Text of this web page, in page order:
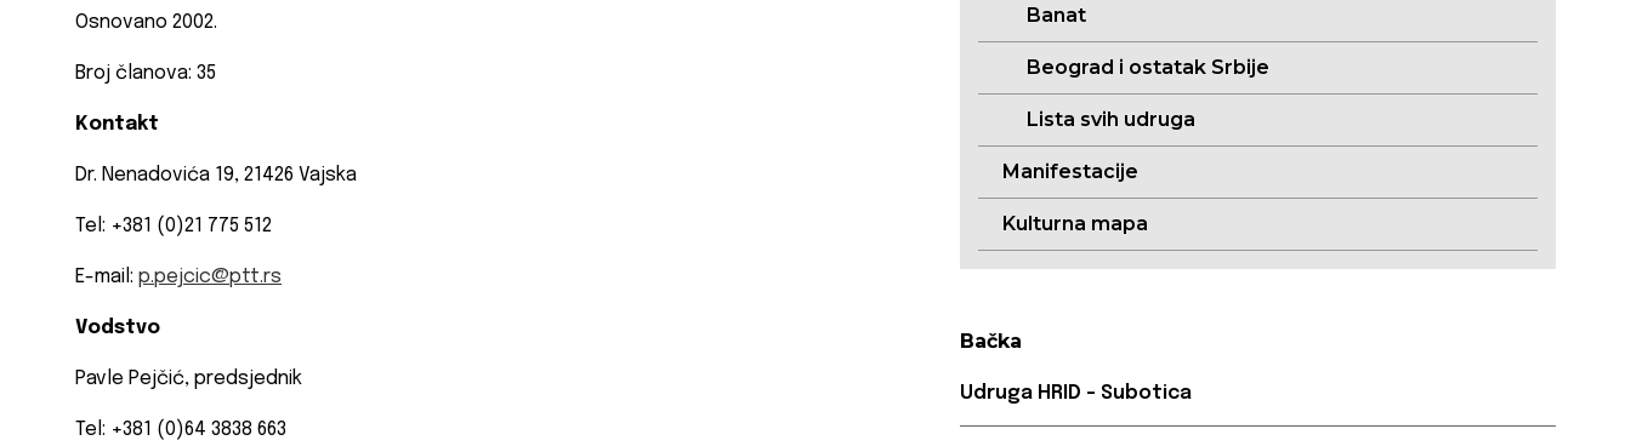
Osnovano 2002.
Broj članova: 35
Kontakt
Dr. Nenadovića 19, 21426 Vajska
Tel: +381 (0)21 775 512
E-mail: p.pejcic@ptt.rs
Vodstvo
Pavle Pejčić, predsjednik
Tel: +381 (0)64 3838 663
Banat
Beograd i ostatak Srbije
Lista svih udruga
Manifestacije
Kulturna mapa
Bačka
Udruga HRID – Subotica